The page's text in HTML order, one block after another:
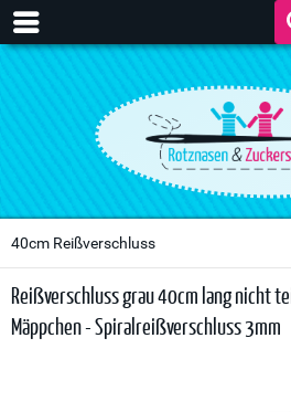
40cm Reißverschluss
Reißverschluss grau 40cm lang nicht
Mäppchen - Spiralreißverschluss 3mm